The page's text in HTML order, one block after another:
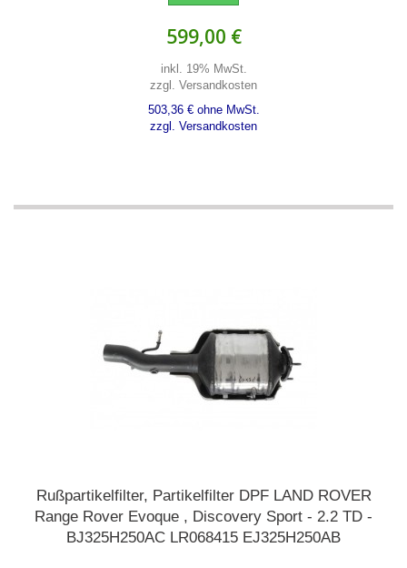
599,00 €
inkl. 19% MwSt.
zzgl. Versandkosten
503,36 € ohne MwSt.
zzgl. Versandkosten
Rußpartikelfilter, Partikelfilter DPF LAND ROVER
Range Rover Evoque , Discovery Sport - 2.2 TD -
BJ325H250AC LR068415 EJ325H250AB